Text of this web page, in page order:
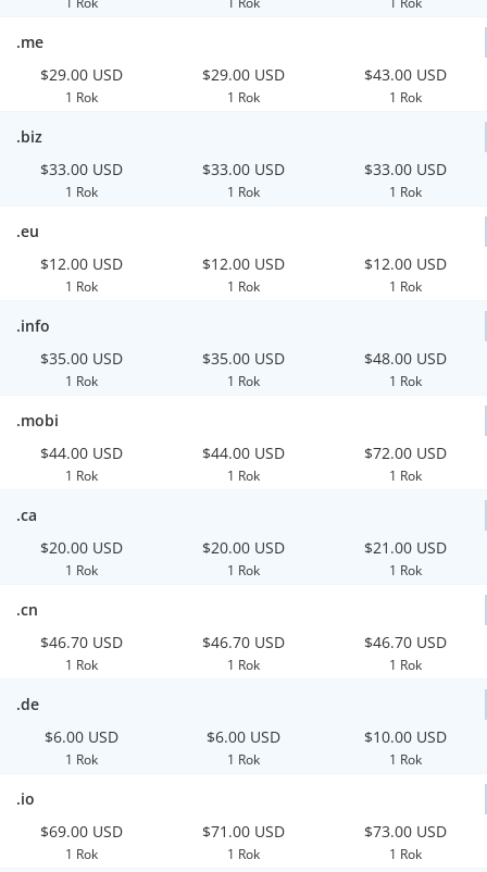
.me
$29.00 USD
1 Rok
$29.00 USD
1 Rok
$43.00 USD
1 Rok
.biz
$33.00 USD
1 Rok
$33.00 USD
1 Rok
$33.00 USD
1 Rok
.eu
$12.00 USD
1 Rok
$12.00 USD
1 Rok
$12.00 USD
1 Rok
.info
$35.00 USD
1 Rok
$35.00 USD
1 Rok
$48.00 USD
1 Rok
.mobi
$44.00 USD
1 Rok
$44.00 USD
1 Rok
$72.00 USD
1 Rok
.ca
$20.00 USD
1 Rok
$20.00 USD
1 Rok
$21.00 USD
1 Rok
.cn
$46.70 USD
1 Rok
$46.70 USD
1 Rok
$46.70 USD
1 Rok
.de
$6.00 USD
1 Rok
$6.00 USD
1 Rok
$10.00 USD
1 Rok
.io
$69.00 USD
1 Rok
$71.00 USD
1 Rok
$73.00 USD
1 Rok